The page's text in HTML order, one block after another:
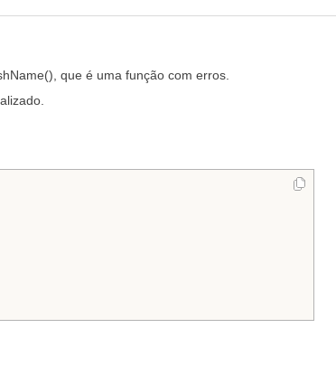
que é uma função com erros.